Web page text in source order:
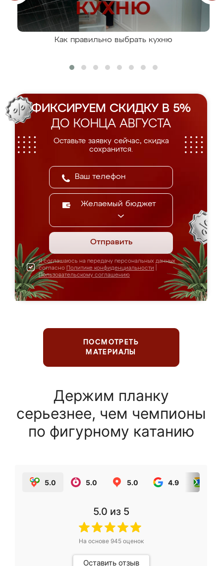
Как правильно выбрать кухню
ФИКСИРУЕМ СКИДКУ В 5%
ДО КОНЦА АВГУСТА
Оставьте заявку сейчас, скидка
сохранится.
Желаемый бюджет
Отправить
Я соглашаюсь на передачу персональных данных
согласно Политике конфиденциальности
Пользовательскому соглашению
ПОСМОТРЕТЬ
МАТЕРИАЛЫ
Держим планку
серьезнее, чем чемпионы
по фигурному катанию
5.0 5.0 5.0 4.9
5.0 из 5
На основе 945оценок
Оставить отзыв